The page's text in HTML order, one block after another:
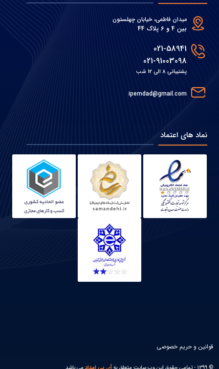
میدان فاطمی، خیابان چهلستون
بین 4 و 6 پلاک 44
021-58941
021-91003098
پشتیبانی 8 الی 12 شب
ipemdad@gmail.com
نماد های اعتماد
قوانین و حریم خصوصی